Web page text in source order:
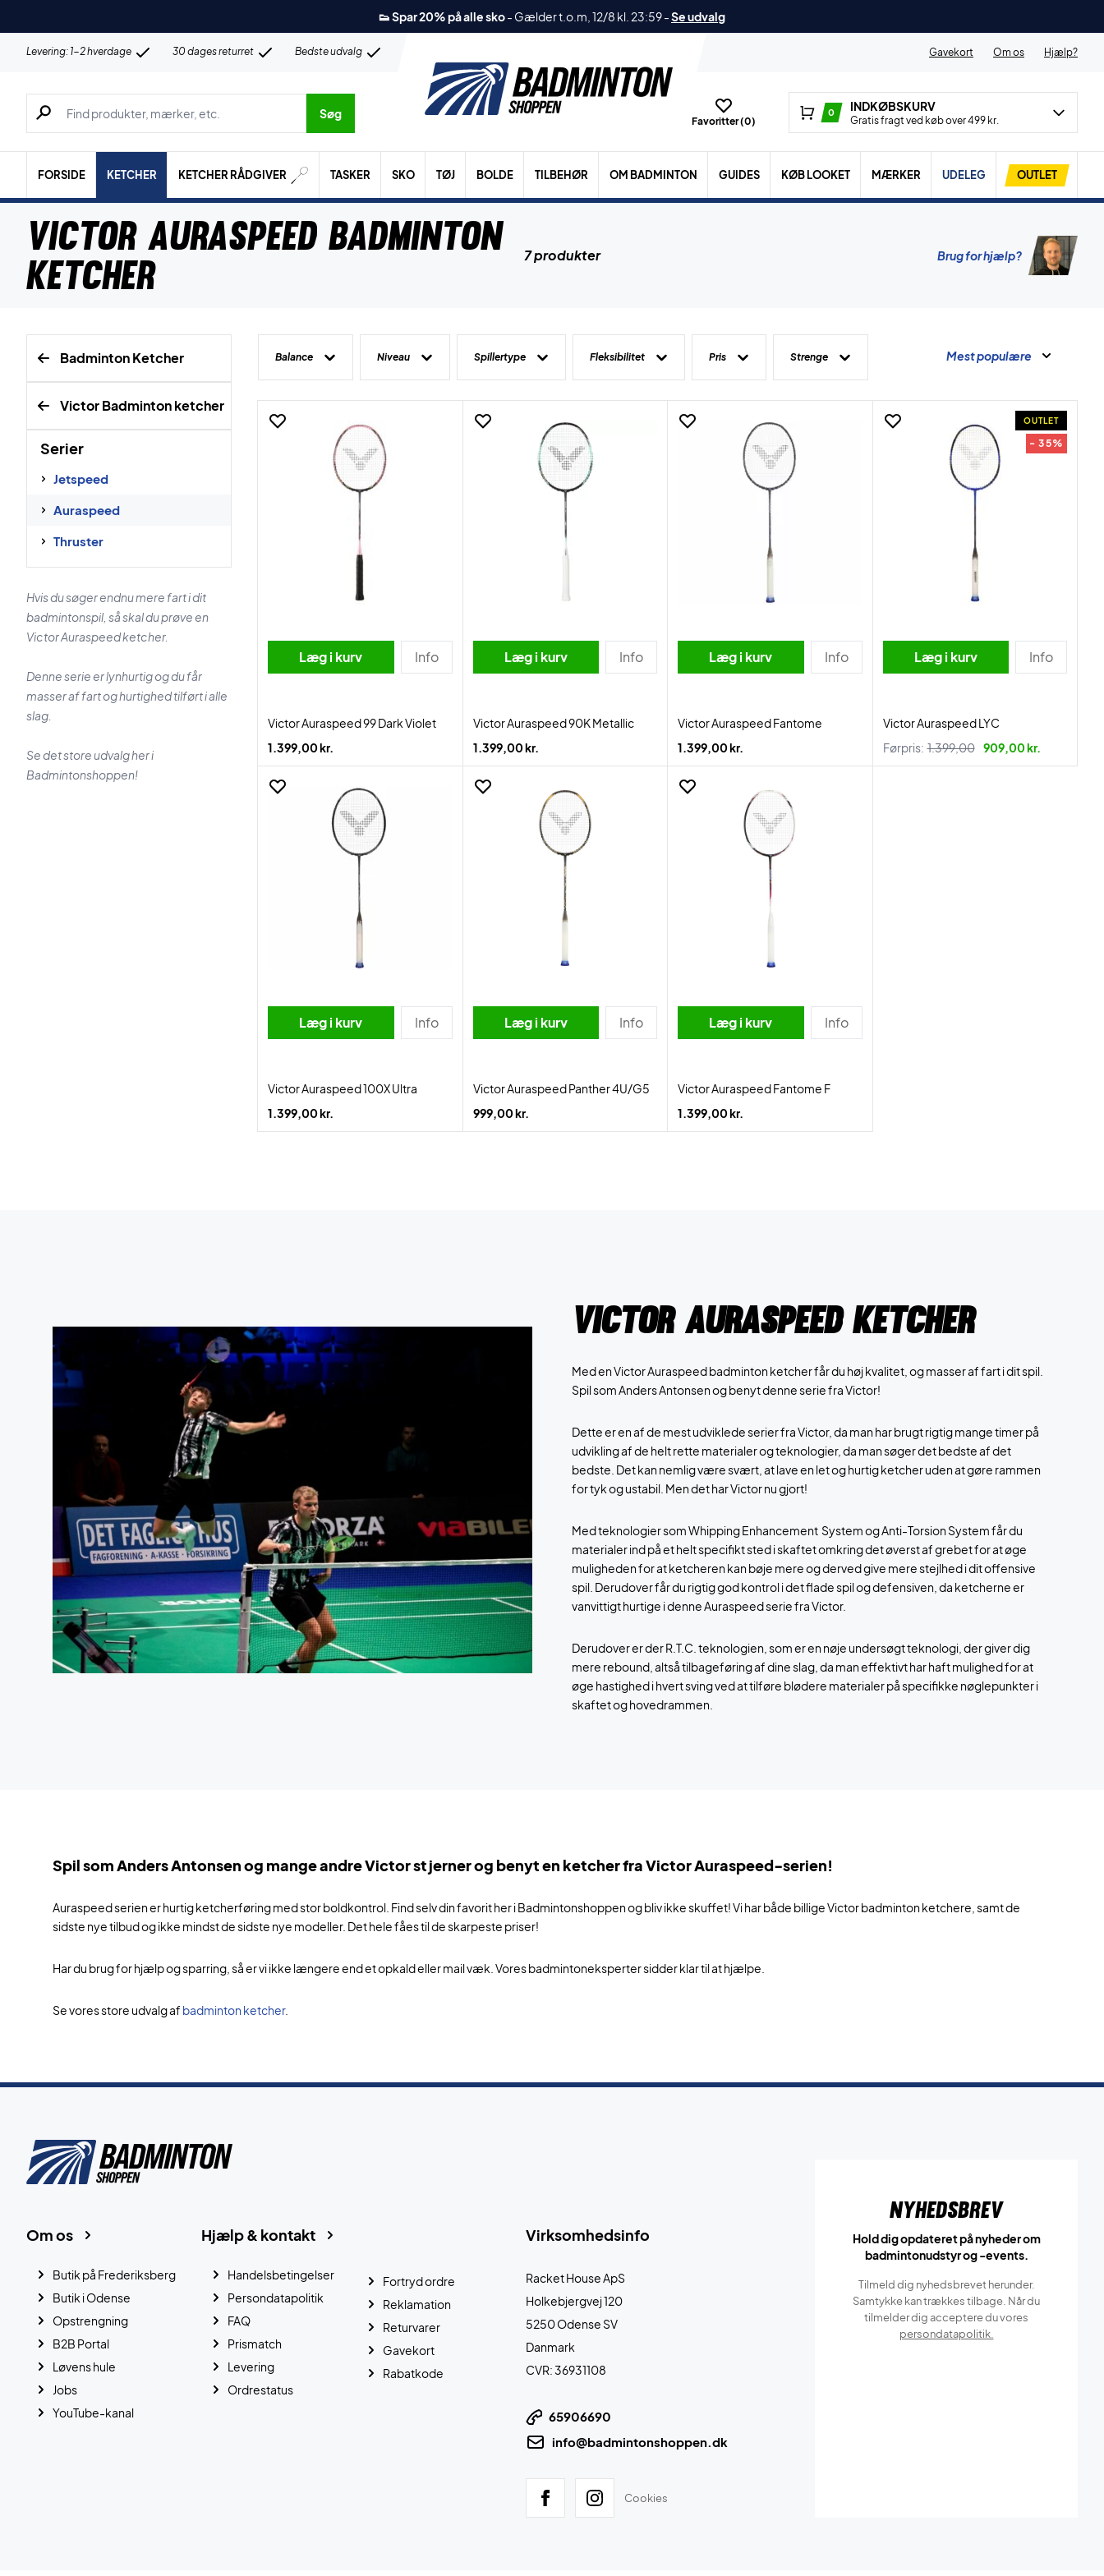
👟 Spar 20% på alle sko- Gælder t.o.m, 12/8 kl. 23:59-Se udvalg
Levering: 1-2 hverdage 30 dages returret Bedste udvalg Gavekort Om os Hjælp?
Søg efter produkter, mærker etc.
Søg
Favoritter (0)
0 INDKØBSKURV
Gratis fragt ved køb over 499 kr.
FORSIDE KETCHER KETCHER RÅDGIVER TASKER SKO TØJ BOLDE TILBEHØR OM BADMINTON GUIDES KØB LOOKET MÆRKER UDELEG OUTLET
Victor Auraspeed Badminton
ketcher
7 produkter Brug for hjælp?
Badminton Ketcher
Victor Badminton ketcher
Serier
Jetspeed
Auraspeed
Thruster
Hvis du søger endnu mere fart i dit
badmintonspil, så skal du prøve en
Victor Auraspeed ketcher.
Denne serie er lynhurtig og du får
masser af fart og hurtighed tilført i alle
slag.
Se det store udvalg her i
Badmintonshoppen!
Balance Niveau Spillertype Fleksibilitet Strenge
Pris Mest populære
Læg i kurv Info
Victor Auraspeed 99 Dark Violet
1.399,00 kr.
Læg i kurv Info
Victor Auraspeed 90K Metallic
1.399,00 kr.
Læg i kurv Info
Victor Auraspeed Fantome
1.399,00 kr.
OUTLET
- 35%
Læg i kurv Info
Victor Auraspeed LYC
Førpris: 1.399,00 909,00 kr.
Læg i kurv Info
Victor Auraspeed 100X Ultra
1.399,00 kr.
Læg i kurv Info
Victor Auraspeed Panther 4U/G5
999,00 kr.
Læg i kurv Info
Victor Auraspeed Fantome F
1.399,00 kr.
Victor Auraspeed ketcher
Med en Victor Auraspeed badminton ketcher får du høj kvalitet, og masser af fart i dit spil.
Spil som Anders Antonsen og benyt denne serie fra Victor!
Dette er en af de mest udviklede serier fra Victor, da man har brugt rigtig mange timer på
udvikling af de helt rette materialer og teknologier, da man søger det bedste af det
bedste. Det kan nemlig være svært, at lave en let og hurtig ketcher uden at gøre rammen
for tyk og ustabil. Men det har Victor nu gjort!
Med teknologier som Whipping Enhancement System og Anti-Torsion System får du
materialer ind på et helt specifikt sted i skaftet omkring det øverst af grebet for at øge
muligheden for at ketcheren kan bøje mere og derved give mere stejlhed i dit offensive
spil. Derudover får du rigtig god kontrol i det flade spil og defensiven, da ketcherne er
vanvittigt hurtige i denne Auraspeed serie fra Victor.
Derudover er der R.T.C. teknologien, som er en nøje undersøgt teknologi, der giver dig
mere rebound, altså tilbageføring af dine slag, da man effektivt har haft mulighed for at
øge hastighed i hvert sving ved at tilføre blødere materialer på specifikke nøglepunkter i
skaftet og hovedrammen.
Spil som Anders Antonsen og mange andre Victor stjerner og benyt en ketcher fra Victor Auraspeed-serien!
Auraspeed serien er hurtig ketcherføring med stor boldkontrol. Find selv din favorit her i Badmintonshoppen og bliv ikke skuffet! Vi har både billige Victor badminton ketchere, samt de
sidste nye tilbud og ikke mindst de sidste nye modeller. Det hele fåes til de skarpeste priser!
Har du brug for hjælp og sparring, så er vi ikke længere end et opkald eller mail væk. Vores badmintoneksperter sidder klar til at hjælpe.
Se vores store udvalg af badminton ketcher.
Virksomhedsinfo
Racket House ApS
Holkebjergvej 120
5250 Odense SV
Danmark
CVR: 36931108
65906690
info@badmintonshoppen.dk
Cookies
Hjælp & kontakt
Handelsbetingelser
Persondatapolitik
FAQ
Prismatch
Levering
Ordrestatus
Fortryd ordre
Reklamation
Returvarer
Gavekort
Rabatkode
Om os
Butik på Frederiksberg
Butik i Odense
Opstrengning
B2B Portal
Løvens hule
Jobs
YouTube-kanal
Nyhedsbrev
Hold dig opdateret på nyheder om
badmintonudstyr og -events.
Tilmeld dig nyhedsbrevet herunder.
Samtykke kan trækkes tilbage. Når du
tilmelder dig acceptere du vores
persondatapolitik.